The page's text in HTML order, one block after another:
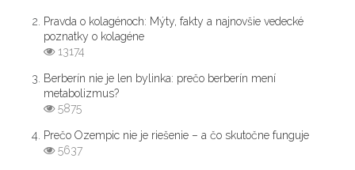
Pravda o kolagénoch: Mýty, fakty a najnovšie vedecké
poznatky o kolagéne
13174
Berberín nie je len bylinka: prečo berberín mení
metabolizmus?
5875
Prečo Ozempic nie je riešenie – a čo skutočne funguje
5637